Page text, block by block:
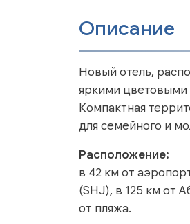
Описание
Новый отель,
яркими цветовыми
Компактная
для семейного и
Расположение:
в 42 км от
(SHJ), в 125 км от
от пляжа.